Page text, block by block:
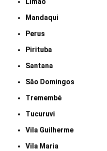
Limão
Mandaqui
Perus
Pirituba
Santana
São Domingos
Tremembé
Tucuruvi
Vila Guilherme
Vila Maria